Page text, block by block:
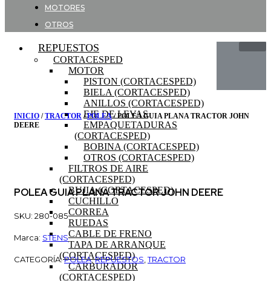
MOTORES
OTROS
REPUESTOS
CORTACESPED
MOTOR
PISTON (CORTACESPED)
BIELA (CORTACESPED)
ANILLOS (CORTACESPED)
EJE DE LEVAS
EMPAQUETADURAS
(CORTACESPED)
BOBINA (CORTACESPED)
OTROS (CORTACESPED)
FILTROS DE AIRE
(CORTACESPED)
BUJIA (CORTACESPED)
CUCHILLO
CORREA
RUEDAS
CABLE DE FRENO
TAPA DE ARRANQUE
(CORTACESPED)
CARBURADOR
(CORTACESPED)
INICIO /TRACTOR /POLEA/ POLEA GUIA PLANA TRACTOR JOHN
DEERE
POLEA GUIA PLANA TRACTOR JOHN DEERE
SKU: 280-085
Marca: STENS
CATEGORÍA:POLEA,REPUESTOS ,TRACTOR